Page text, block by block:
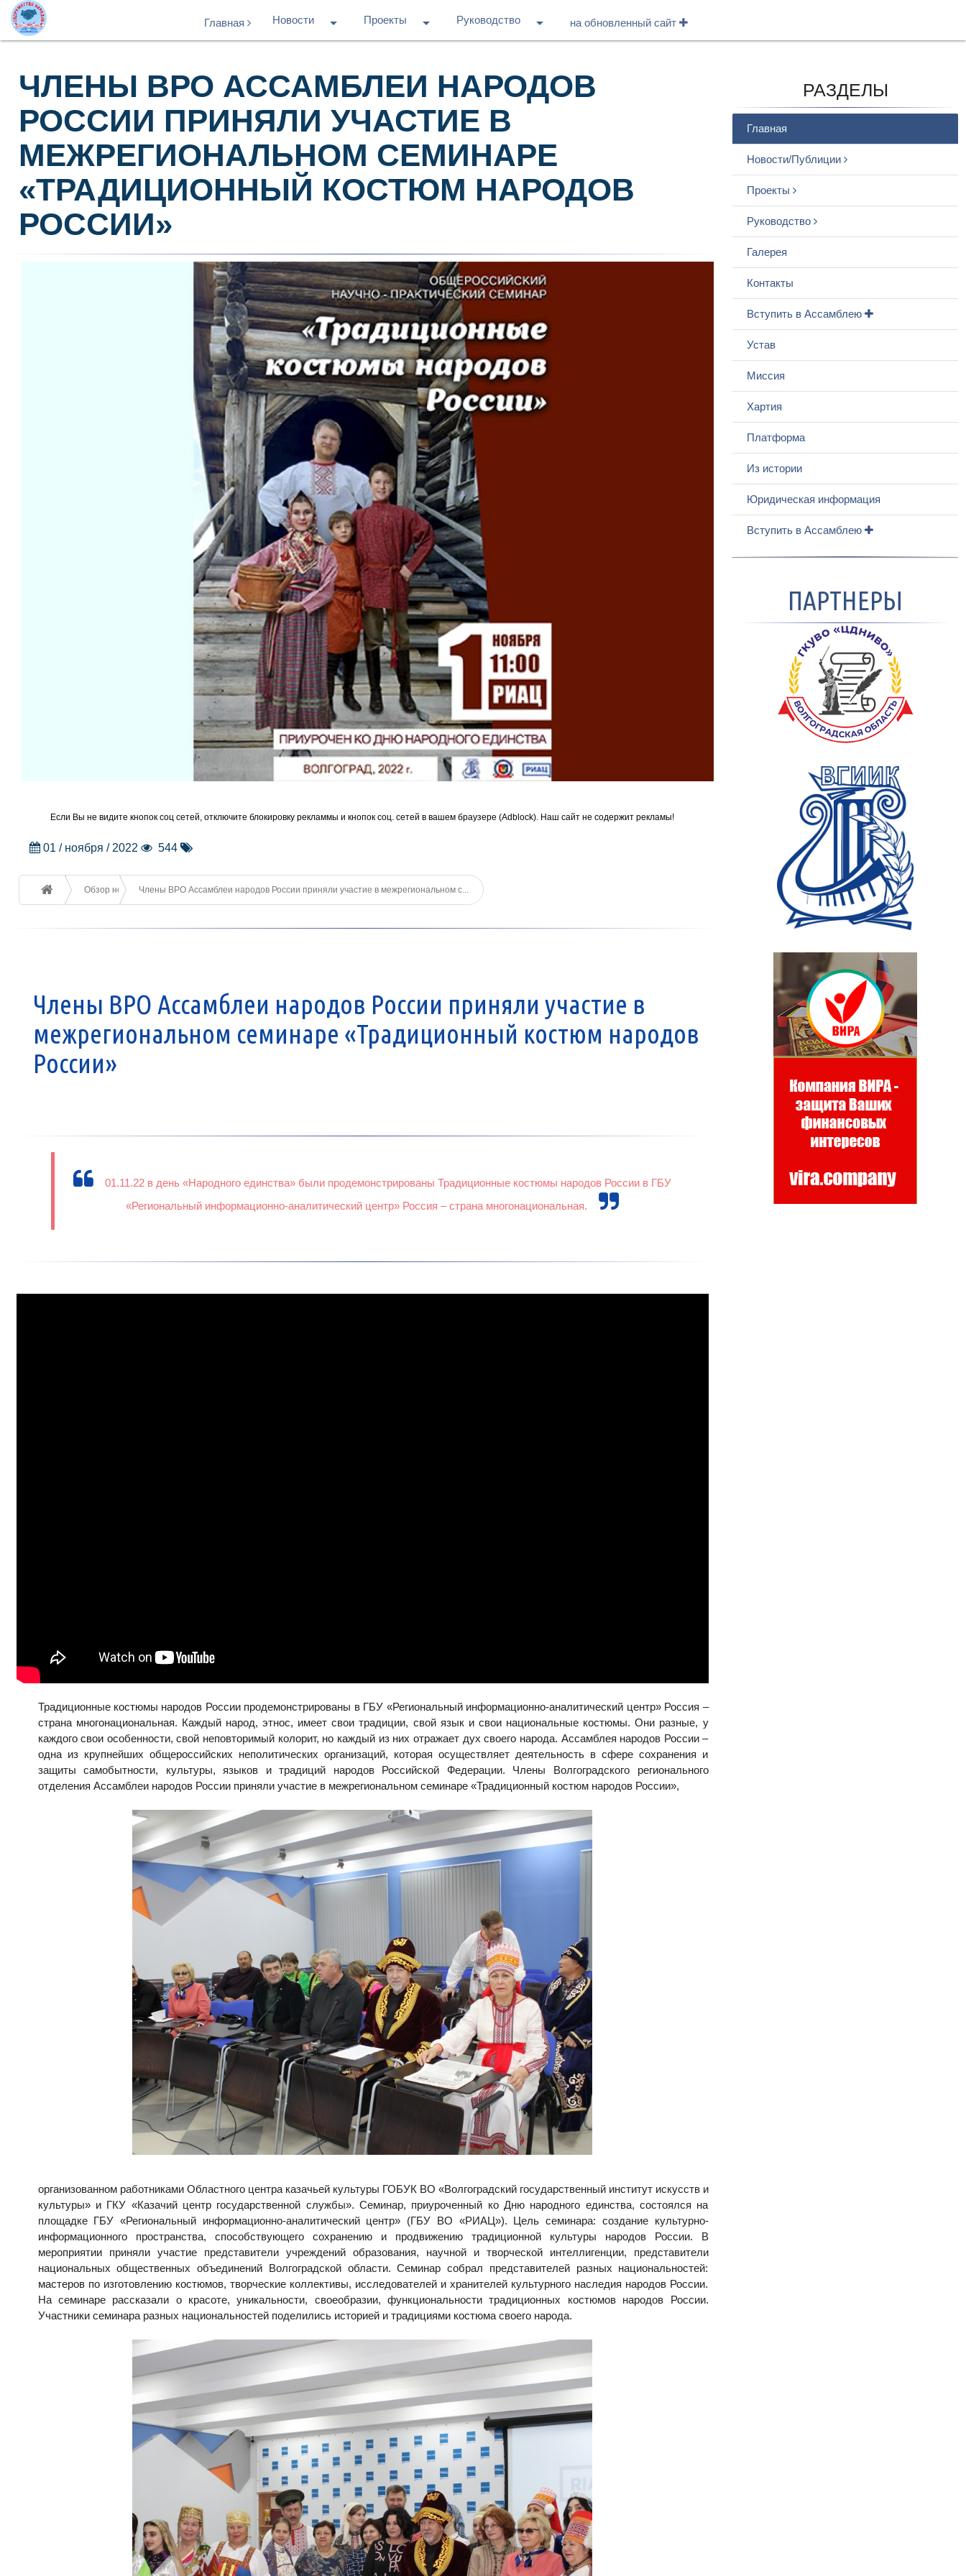
Главная Новости arrow_drop_down Проекты arrow_drop_down Руководство arrow_drop_down на обновленный сайт
ЧЛЕНЫ ВРО АССАМБЛЕИ НАРОДОВ
РОССИИ ПРИНЯЛИ УЧАСТИЕ В
МЕЖРЕГИОНАЛЬНОМ СЕМИНАРЕ
«ТРАДИЦИОННЫЙ КОСТЮМ НАРОДОВ
РОССИИ»
Если Вы не видите кнопок соц сетей, отключите блокировку рекламмы и кнопок соц. сетей в вашем браузере (Adblock). Наш сайт не содержит рекламы!
01 / ноября / 2022 544
Обзор новостейЧлены ВРО Ассамблеи народов России приняли участие в межрегиональном с...
Члены ВРО Ассамблеи народов России приняли участие в
межрегиональном семинаре «Традиционный костюм народов
России»
01.11.22 в день «Народного единства» были продемонстрированы Традиционные костюмы народов России в ГБУ
«Региональный информационно-аналитический центр» Россия – страна многонациональная.
Традиционные костюмы народов России продемонстрированы в ГБУ «Региональный информационно-аналитический центр» Россия –
страна многонациональная. Каждый народ, этнос, имеет свои традиции, свой язык и свои национальные костюмы. Они разные, у
каждого свои особенности, свой неповторимый колорит, но каждый из них отражает дух своего народа. Ассамблея народов России –
одна из крупнейших общероссийских неполитических организаций, которая осуществляет деятельность в сфере сохранения и
защиты самобытности, культуры, языков и традиций народов Российской Федерации. Члены Волгоградского регионального
отделения Ассамблеи народов России приняли участие в межрегиональном семинаре «Традиционный костюм народов России»,
организованном работниками Областного центра казачьей культуры ГОБУК ВО «Волгоградский государственный институт искусств и
культуры» и ГКУ «Казачий центр государственной службы». Семинар, приуроченный ко Дню народного единства, состоялся на
площадке ГБУ «Региональный информационно-аналитический центр» (ГБУ ВО «РИАЦ»). Цель семинара: создание культурно-
информационного пространства, способствующего сохранению и продвижению традиционной культуры народов России. В
мероприятии приняли участие представители учреждений образования, научной и творческой интеллигенции, представители
национальных общественных объединений Волгоградской области. Семинар собрал представителей разных национальностей:
мастеров по изготовлению костюмов, творческие коллективы, исследователей и хранителей культурного наследия народов России.
На семинаре рассказали о красоте, уникальности, своеобразии, функциональности традиционных костюмов народов России.
Участники семинара разных национальностей поделились историей и традициями костюма своего народа.
РАЗДЕЛЫ
Главная
Новости/Публиции
Проекты
Руководство
Галерея
Контакты
Вступить в Ассамблею
Устав
Миссия
Хартия
Платформа
Из истории
Юридическая информация
Вступить в Ассамблею
ПАРТНЕРЫ